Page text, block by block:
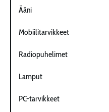
Ääni
Mobiilitarvikkeet
Radiopuhelimet
Lamput
PC-tarvikkeet